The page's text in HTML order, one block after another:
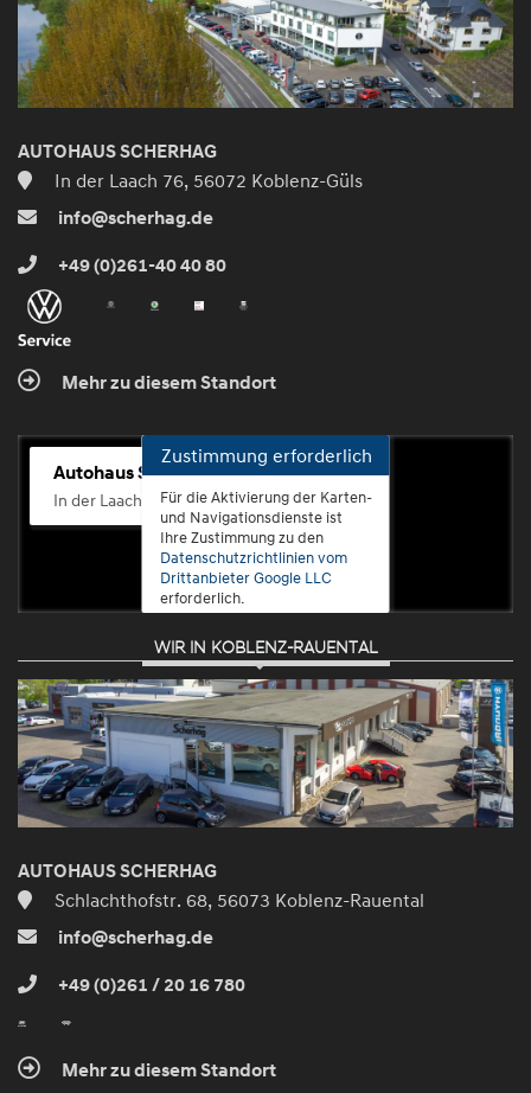
AUTOHAUS SCHERHAG
In der Laach 76, 56072 Koblenz-Güls
info@scherhag.de
+49 (0)261-40 40 80
Mehr zu diesem Standort
Autohaus Scherhag
In der Laach 76, 56072 Koblenz-Güls
Zustimmung erforderlich
Für die Aktivierung der Karten-
und Navigationsdienste ist
Ihre Zustimmung zu den
Datenschutzrichtlinien vom
Drittanbieter Google LLC
erforderlich.
Zustimmen
und
aktivieren
WIR IN KOBLENZ-RAUENTAL
AUTOHAUS SCHERHAG
Schlachthofstr. 68, 56073 Koblenz-Rauental
info@scherhag.de
+49 (0)261 / 20 16 780
Mehr zu diesem Standort